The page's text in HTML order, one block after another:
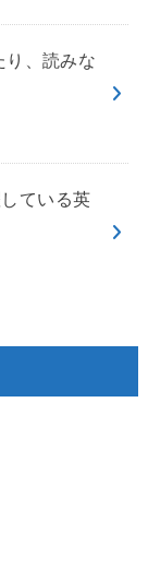
り、読みな
ている英